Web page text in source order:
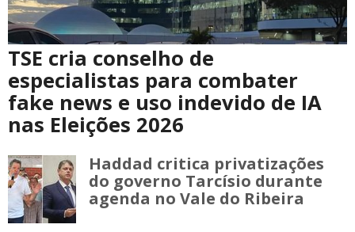
TSE cria conselho de
especialistas para combater
fake news e uso indevido de IA
nas Eleições 2026
Haddad critica privatizações
do governo Tarcísio durante
agenda no Vale do Ribeira